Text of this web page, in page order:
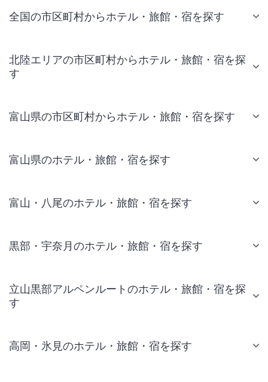
全国の市区町村からホテル・旅館・宿を探す
北陸エリアの市区町村からホテル・旅館・宿を探
す
富山県の市区町村からホテル・旅館・宿を探す
富山県のホテル・旅館・宿を探す
富山・八尾のホテル・旅館・宿を探す
黒部・宇奈月のホテル・旅館・宿を探す
立山黒部アルペンルートのホテル・旅館・宿を探
す
高岡・氷見のホテル・旅館・宿を探す